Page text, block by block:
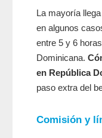
La mayoría
en algunos
entre 5 y 6
Dominicana.
en República
paso extra del
Comisión y